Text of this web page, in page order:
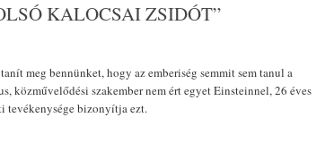
KALOCSAI ZSIDÓT”
meg bennünket, hogy az emberiség semmit sem tanul a
közművelődési szakember nem ért egyet Einsteinnel, 26 éves
tevékenysége bizonyítja ezt.